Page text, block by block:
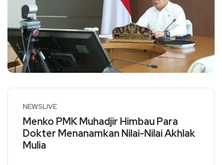
NEWSLIVE
Menko PMK Muhadjir Himbau Para
Dokter Menanamkan Nilai-Nilai Akhlak
Mulia